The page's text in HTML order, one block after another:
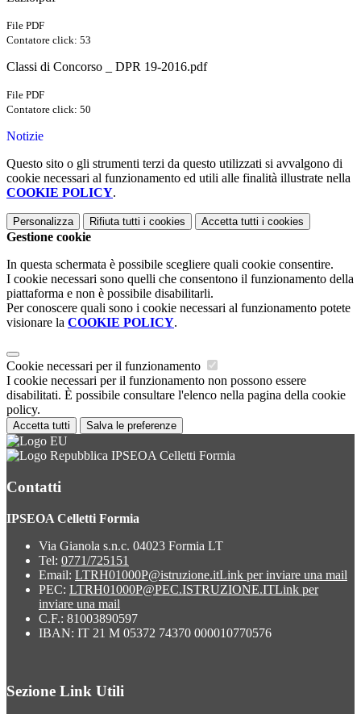
File PDF
Contatore click: 53
Classi di Concorso _ DPR 19-2016.pdf
File PDF
Contatore click: 50
Notizie
Questo sito o gli strumenti terzi da questo utilizzati si avvalgono di
cookie necessari al funzionamento ed utili alle finalità illustrate nella
COOKIE POLICY.
Personalizza Rifiuta tutti i cookies Accetta tutti i cookies
Gestione cookie
In questa schermata è possibile scegliere quali cookie consentire.
I cookie necessari sono quelli che consentono il funzionamento della
piattaforma e non è possibile disabilitarli.
Per conoscere quali sono i cookie necessari al funzionamento potete
visionare la COOKIE POLICY.
Cookie necessari per il funzionamento
I cookie necessari per il funzionamento non possono essere
disabilitati. È possibile consultare l'elenco nella pagina della cookie
policy.
Accetta tutti Salva le preferenze
IPSEOA Celletti Formia
Contatti
IPSEOA Celletti Formia
Via Gianola s.n.c. 04023 Formia LT
Tel: 0771/725151
Email: LTRH01000P@istruzione.itLink per inviare una mail
PEC: LTRH01000P@PEC.ISTRUZIONE.ITLink per
inviare una mail
C.F.: 81003890597
IBAN: IT 21 M 05372 74370 000010770576
Sezione Link Utili